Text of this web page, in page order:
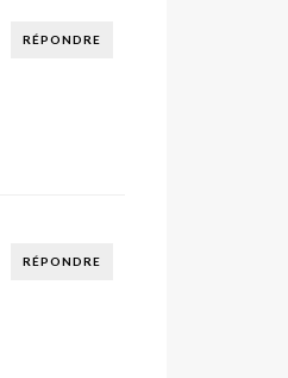
RÉPONDRE
RÉPONDRE